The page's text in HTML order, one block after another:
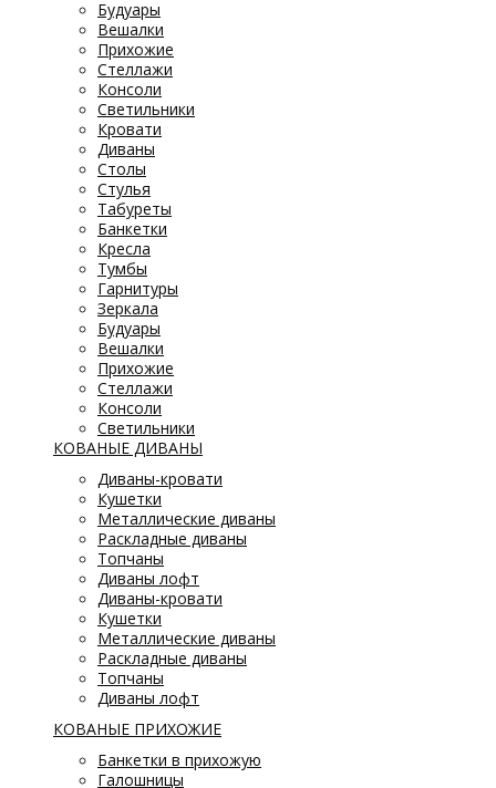
Будуары
Вешалки
Прихожие
Стеллажи
Консоли
Светильники
Кровати
Диваны
Столы
Стулья
Табуреты
Банкетки
Кресла
Тумбы
Гарнитуры
Зеркала
Будуары
Вешалки
Прихожие
Стеллажи
Консоли
Светильники
КОВАНЫЕ ДИВАНЫ
Диваны-кровати
Кушетки
Металлические диваны
Раскладные диваны
Топчаны
Диваны лофт
Диваны-кровати
Кушетки
Металлические диваны
Раскладные диваны
Топчаны
Диваны лофт
КОВАНЫЕ ПРИХОЖИЕ
Банкетки в прихожую
Галошницы